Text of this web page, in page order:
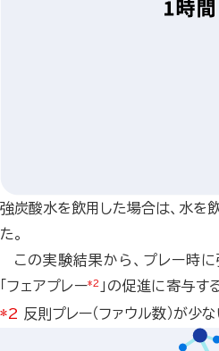
強炭酸水を飲用した場合は、水を
た。
この実験結果から、プレー時
「フェアプレー*2 」の促進に寄与す
*2 反則プレー（ファウル数）が少